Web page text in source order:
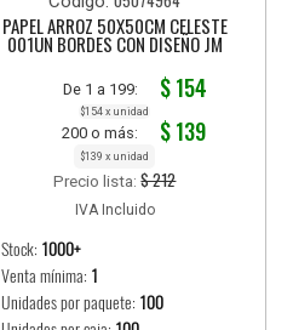
PAPEL ARROZ 50X50CM CELESTE
001UN BORDES CON DISEÑO JM
De 1 a 199: $ 154
$154 x unidad
200 o más: $ 139
$139 x unidad
Precio lista:$ 212
IVA Incluido
Stock: 1000+
Venta mínima: 1
Unidades por paquete: 100